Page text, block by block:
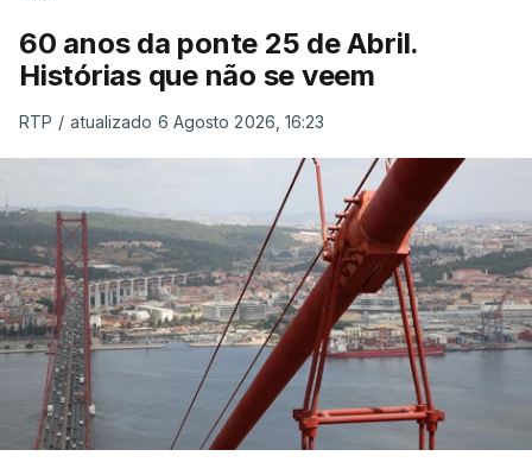
60 anos da ponte 25 de Abril.
Histórias que não se veem
RTP / atualizado 6 Agosto 2026, 16:23